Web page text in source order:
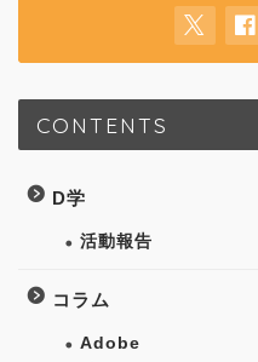
CONTENTS
D学
活動報告
コラム
Adobe